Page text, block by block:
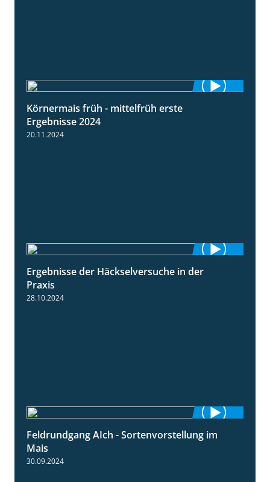
Körnermais früh - mittelfrüh erste
Ergebnisse 2024
20.11.2024
Ergebnisse der Häckselversuche in der
Praxis
28.10.2024
11:24
Feldrundgang AIch - Sortenvorstellung im
Mais
30.09.2024